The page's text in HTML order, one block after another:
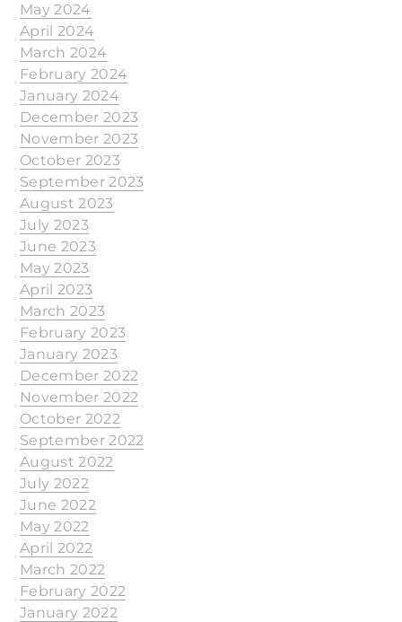
May 2024
April 2024
March 2024
February 2024
January 2024
December 2023
November 2023
October 2023
September 2023
August 2023
July 2023
June 2023
May 2023
April 2023
March 2023
February 2023
January 2023
December 2022
November 2022
October 2022
September 2022
August 2022
July 2022
June 2022
May 2022
April 2022
March 2022
February 2022
January 2022